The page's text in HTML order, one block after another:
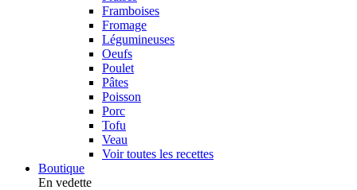
Framboises
Fromage
Légumineuses
Oeufs
Poulet
Pâtes
Poisson
Porc
Tofu
Veau
Voir toutes les recettes
Boutique
En vedette